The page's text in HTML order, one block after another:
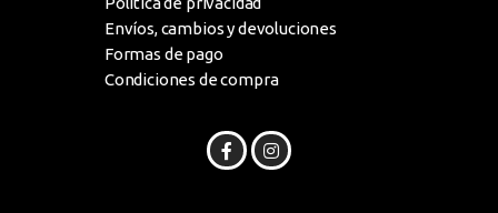
Envíos, cambios y devoluciones
Formas de pago
Condiciones de compra